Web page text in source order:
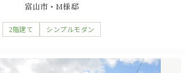
成友の家事例集
富山市・M様邸
2階建て シンプルモダン